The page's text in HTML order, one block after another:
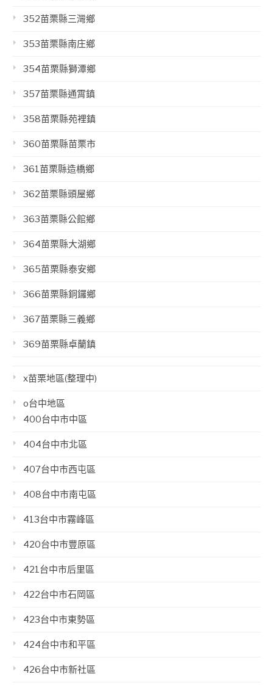
352苗栗縣三灣鄉
353苗栗縣南庄鄉
354苗栗縣獅潭鄉
357苗栗縣通霄鎮
358苗栗縣苑裡鎮
360苗栗縣苗栗市
361苗栗縣造橋鄉
362苗栗縣頭屋鄉
363苗栗縣公館鄉
364苗栗縣大湖鄉
365苗栗縣泰安鄉
366苗栗縣銅鑼鄉
367苗栗縣三義鄉
369苗栗縣卓蘭鎮
x苗栗地區(整理中)
o台中地區
400台中市中區
404台中市北區
407台中市西屯區
408台中市南屯區
413台中市霧峰區
420台中市豐原區
421台中市后里區
422台中市石岡區
423台中市東勢區
424台中市和平區
426台中市新社區